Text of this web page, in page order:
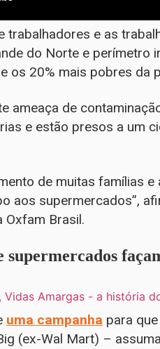
trabalhadores e as
do Norte e
os 20% mais pobres da
ameaça de
e estão presos a um
de muitas famílias
aos supermercados”,
Oxfam Brasil.
supermercados
uma campanha para
(ex-Wal Mart) –